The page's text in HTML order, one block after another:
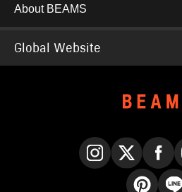
About BEAMS
Global Website